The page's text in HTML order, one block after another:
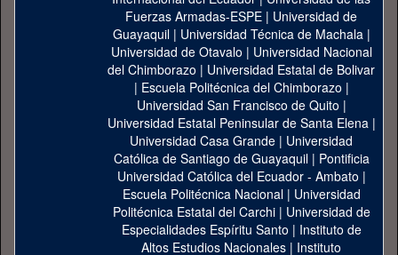
Fuerzas Armadas-ESPE | Universidad de
Guayaquil| Universidad Técnica de Machala|
Universidad de Otavalo | Universidad Nacional
del Chimborazo | Universidad Estatal de Bolivar
| Escuela Politécnica del Chimborazo |
Universidad San Francisco de Quito |
Universidad Estatal Peninsular de Santa Elena|
Universidad Casa Grande | Universidad
Católica de Santiago de Guayaquil| Pontificia
Universidad Católica del Ecuador - Ambato |
Escuela Politécnica Nacional| Universidad
Politécnica Estatal del Carchi| Universidad de
Especialidades Espíritu Santo | Instituto de
Altos Estudios Nacionales | Instituto